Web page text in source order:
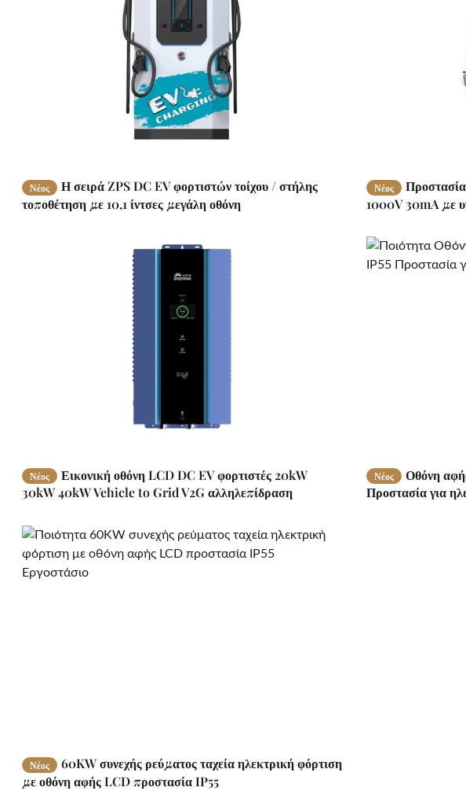
Νέος
Η σειρά ZPS DC EV φορτιστών τοίχου / στήλης
τοποθέτηση με 10,1 ίντσες μεγάλη οθόνη
Νέος
1000V 30mA με
Νέος
Εικονική οθόνη LCD DC EV φορτιστές 20kW
30kW 40kW Vehicle to Grid V2G αλληλεπίδραση
Νέος
Οθόνη
Προστασία για
Νέος
60KW συνεχής ρεύματος ταχεία ηλεκτρική φόρτιση
με οθόνη αφής LCD προστασία IP55